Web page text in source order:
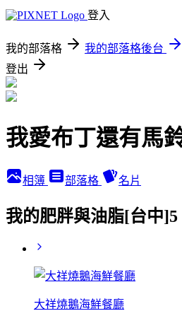
登入
我的部落格 我的部落格後台
登出
我愛布丁還有馬
相簿 部落格 名片
我的肥胖與油脂[台中]5
大祥燒鵝海鮮餐廳